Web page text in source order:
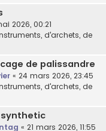
2026, 00:21
d'archets, de
de palissandre
« 24 mars 2026, 23:45
d'archets, de
synthetic
« 21 mars 2026, 11:55